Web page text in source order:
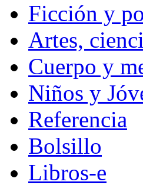
Ficción y
Artes,
Cuerpo y
Niños y
Referencia
Bolsillo
Libros-e